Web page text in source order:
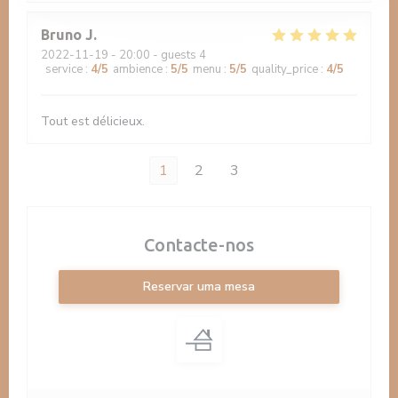
Bruno J
2022-11-19 - 20:00 - guests 4
service : 4/5 ambience : 5/5 menu : 5/5 quality_price : 4/5
Tout est délicieux.
1 2 3
Contacte-nos
Reservar uma mesa